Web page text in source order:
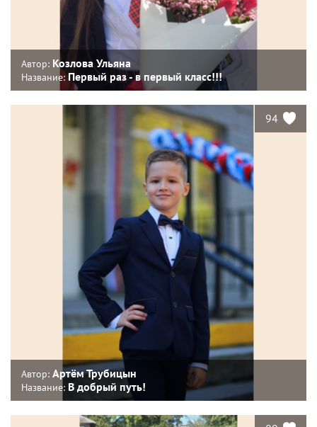
Автор: Козлова Ульяна
Название:Первый раз - в первый класс!!!
94
Автор: Артëм Трубицын
Название: В добрый путь!